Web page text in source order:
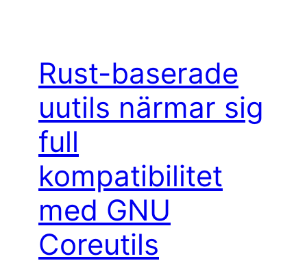
Rust-baserade
uutils närmar sig
full
kompatibilitet
med GNU
Coreutils